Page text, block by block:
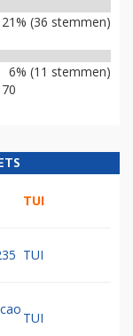
21% (36 stemmen)
6% (11 stemmen)
TUI
TUI
TUI